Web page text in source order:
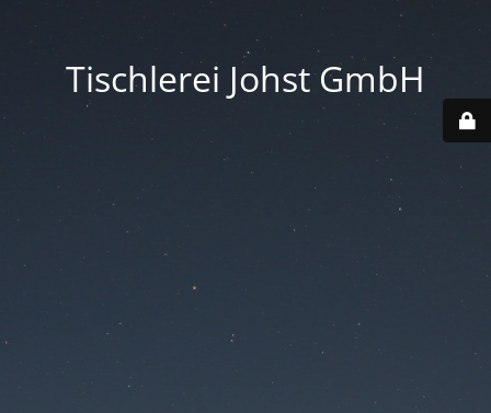
Tischlerei Johst GmbH